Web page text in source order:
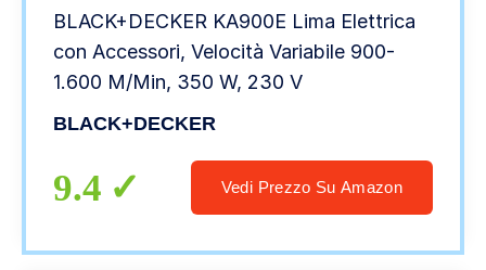
BLACK+DECKER KA900E Lima Elettrica
con Accessori, Velocità Variabile 900-
1.600 M/Min, 350 W, 230 V
BLACK+DECKER
9.4 Vedi Prezzo Su Amazon